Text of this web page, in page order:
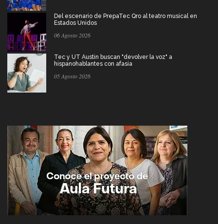
Del escenario de PrepaTec Qro al teatro musical en
Estados Unidos
06 Agosto 2026
Tec y UT Austin buscan "devolver la voz" a
hispanohablantes con afasia
05 Agosto 2026